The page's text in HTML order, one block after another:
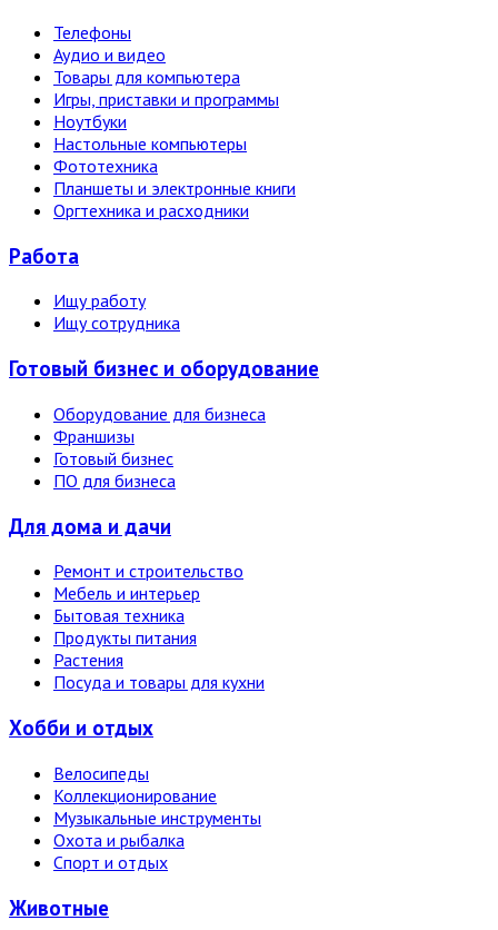
Телефоны
Аудио и видео
Товары для компьютера
Игры, приставки и программы
Ноутбуки
Настольные компьютеры
Фототехника
Планшеты и электронные книги
Оргтехника и расходники
Работа
Ищу работу
Ищу сотрудника
Готовый бизнес и оборудование
Оборудование для бизнеса
Франшизы
Готовый бизнес
ПО для бизнеса
Для дома и дачи
Ремонт и строительство
Мебель и интерьер
Бытовая техника
Продукты питания
Растения
Посуда и товары для кухни
Хобби и отдых
Велосипеды
Коллекционирование
Музыкальные инструменты
Охота и рыбалка
Спорт и отдых
Животные